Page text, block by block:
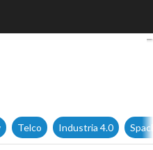
digitale: Italia
Telco Industria 4.0